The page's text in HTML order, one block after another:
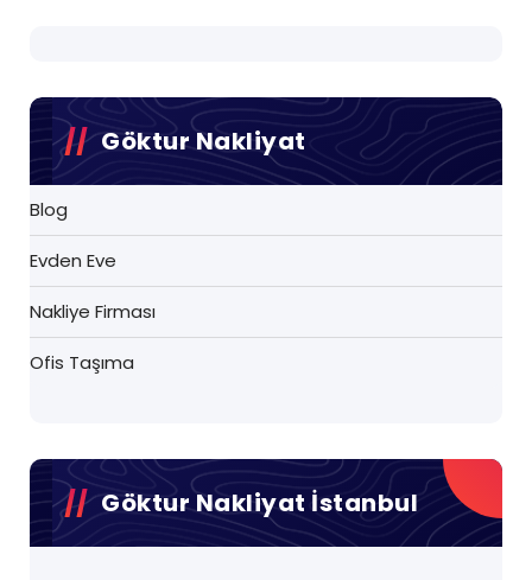
Göktur Nakliyat
Blog
Evden Eve
Nakliye Firması
Ofis Taşıma
Göktur Nakliyat İstanbul